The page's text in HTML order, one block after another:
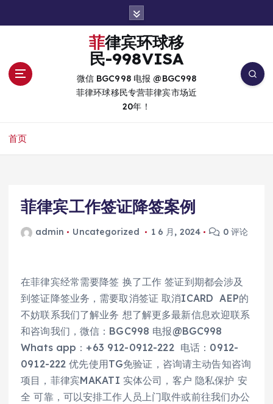
菲律宾环球移
民-998VISA
微信 BGC998 电报 @BGC998
菲律环球移民专营菲律宾市场近
20年！
首页
菲律宾工作签证降签案例
admin Uncategorized 1 6 月, 2024 0 评论
在菲律宾经常需要降签 换了工作 签证到期都会涉及
到签证降签业务，需要取消签证 取消ICARD AEP的
不妨联系我们了解业务 想了解更多最新信息欢迎联系
和咨询我们，微信：BGC998 电报@BGC998
Whats app：+63 912-0912-222 电话：0912-
0912-222 优先使用TG免验证，咨询请主动告知咨询
项目，菲律宾MAKATI 实体公司，客户 隐私保护 安
全 可靠，可以安排工作人员上门取件或前往我们办公